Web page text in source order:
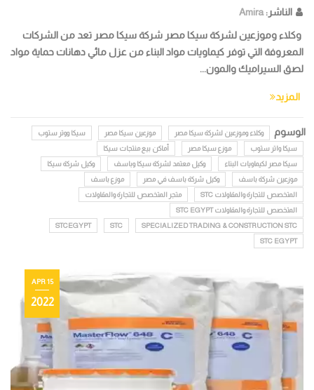
الناشر:Amira
وكلاء وموزعين لشركة سيكا مصر شركة سيكا مصر تعد من الشركات
المعروفة التي توفر كيماويات مواد البناء من عزل مائي دهانات حماية مواد
لصق السيراميك والمون...
المزيد
الوسوم وكلاء وموزعين لشركة سيكا مصر موزعين سيكا مصر
سيكا ووتر ستوب
سيكا واتر ستوب
موزع سيكا مصر
أماكن بيع منتجات سيكا
سيكا مصر لكيماويات البناء
وكيل معتمد لشركة سيكا وباسف
وكيل شركة سيكا
موزعين شركة باسف
وكيل شركة باسف في مصر
موزع باسف
المتخصص للتجارة والمقاولات STC
متجر المتخصص للتجارة والمقاولات
المتخصص للتجارة والمقاولات STC EGYPT
SPECIALIZED TRADING & CONSTRUCTION STC
STC
STCEGYPT
STC EGYPT
15 APR
2022